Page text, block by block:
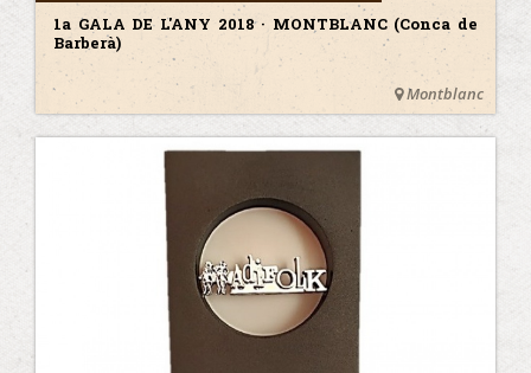
1a GALA DE L'ANY 2018 · MONTBLANC (Conca de
Barberà)
Montblanc